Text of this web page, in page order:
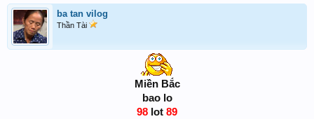
ba tan vilog
Thần Tài
Miền Bắc
bao lo
98 lot 89